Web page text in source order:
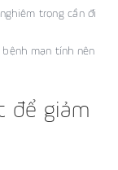
trọng cần đi
mạn tính nên
để giảm